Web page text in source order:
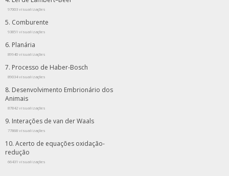
97003 visualizações
Comburente
93851 visualizações
Planária
89940 visualizações
Processo de Haber-Bosch
89034 visualizações
Desenvolvimento Embrionário dos
Animais
87842 visualizações
Interações de van der Waals
77868 visualizações
Acerto de equações oxidação-
redução
66431 visualizações